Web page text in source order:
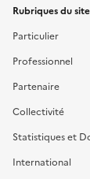
Rubriques du site
Particulier
Professionnel
Partenaire
Collectivité
Statistiques et
International